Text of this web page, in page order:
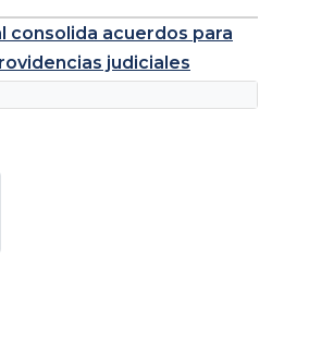
consolida acuerdos para
judiciales